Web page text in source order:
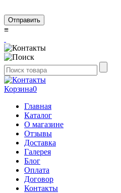
Отправить
≡
Корзина0
Главная
Каталог
О магазине
Отзывы
Доставка
Галерея
Блог
Оплата
Договор
Контакты